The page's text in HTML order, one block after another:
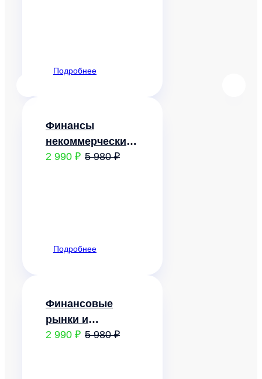
Подробнее
Финансы
некоммерческих
организаций
2 990 ₽ 5 980 ₽
Подробнее
Финансовые
рынки и
институты
2 990 ₽ 5 980 ₽